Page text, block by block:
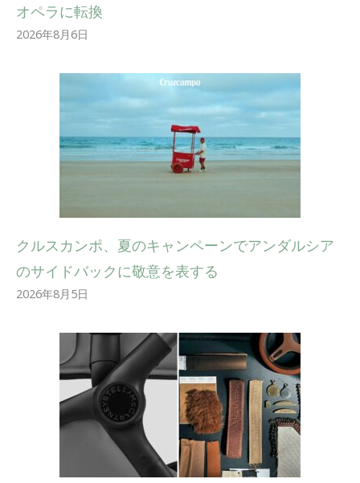
オペラに転換
2026年8月6日
クルスカンポ、夏のキャンペーンでアンダルシア
のサイドバックに敬意を表する
2026年8月5日